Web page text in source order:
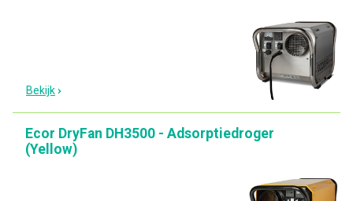
Bekijk
Ecor DryFan DH3500 - Adsorptiedroger
(Yellow)